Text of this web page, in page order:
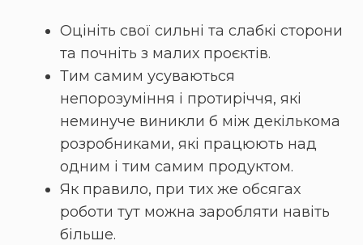
Оцініть свої сильні та слабкі сторони
та почніть з малих проєктів.
Тим самим усуваються
непорозуміння і протиріччя, які
неминуче виникли б між декількома
розробниками, які працюють над
одним і тим самим продуктом.
Як правило, при тих же обсягах
роботи тут можна заробляти навіть
більше.